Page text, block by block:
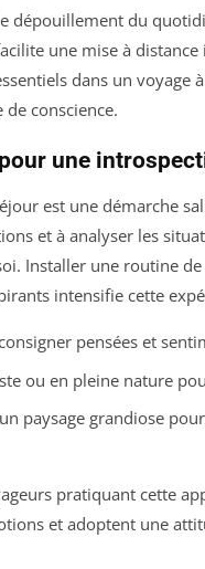
dépouillement du
une mise à
dans un voyage
conscience.
une
est une démarche
et à analyser les
Installer une routine
intensifie cette
pensées et
ou en pleine nature
paysage grandiose
pratiquant cette
et adoptent une